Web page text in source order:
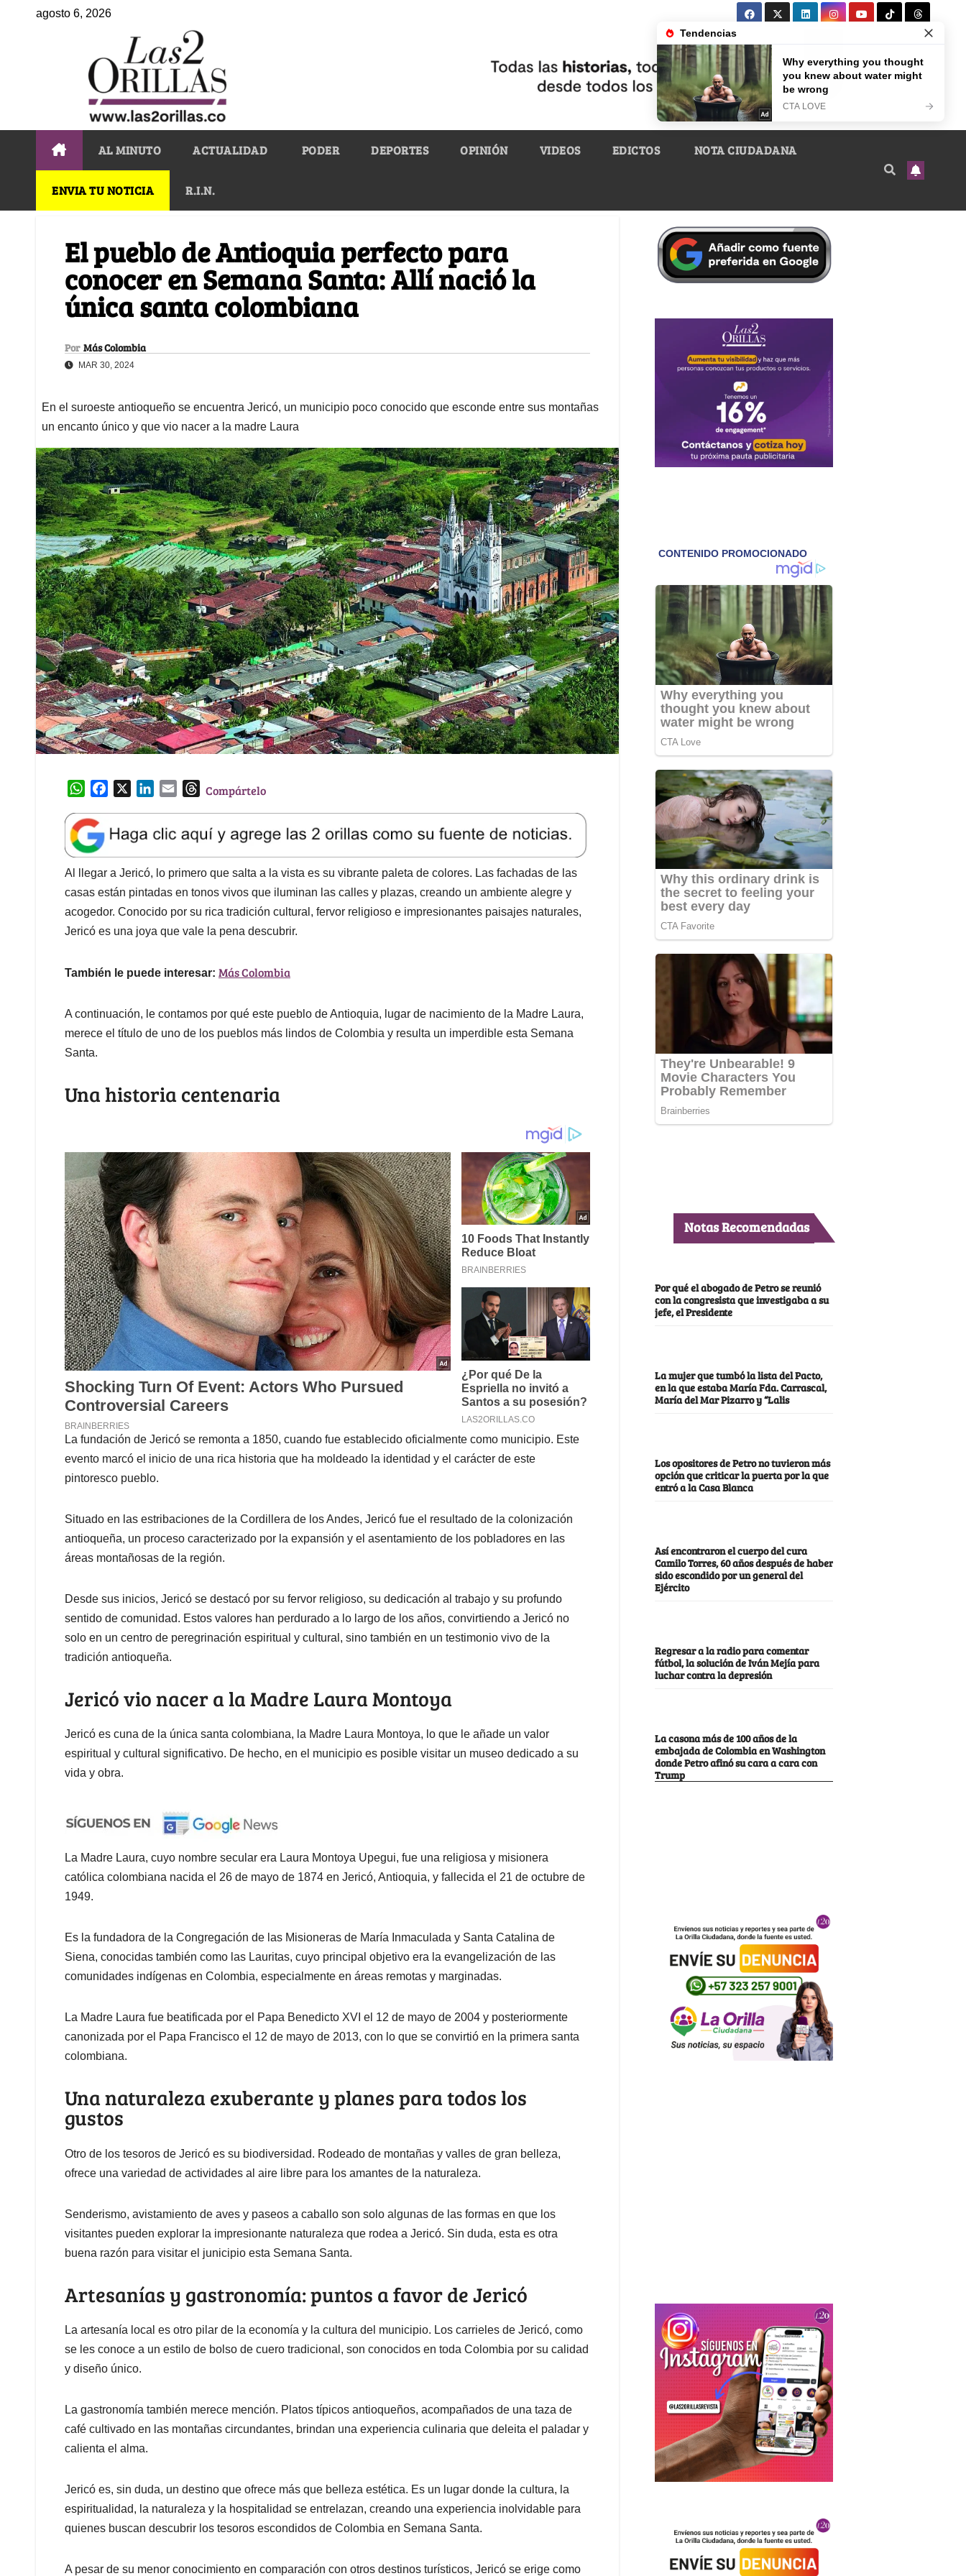
agosto 6, 2026
AL MINUTO ACTUALIDAD PODER DEPORTES OPINIÓN VIDEOS EDICTOS NOTA CIUDADANA
ENVIA TU NOTICIA R.I.N.
El pueblo de Antioquia perfecto para
conocer en Semana Santa: Allí nació la
única santa colombiana
Por Más Colombia
MAR 30, 2024
En el suroeste antioqueño se encuentra Jericó, un municipio poco conocido que esconde entre sus montañas
un encanto único y que vio nacer a la madre Laura
W
a
t
s
A
p
p
e
b
o
o
k
k
e
d
I
n
l
T
e
a
d
s
Compártelo
Al llegar a Jericó, lo primero que salta a la vista es su vibrante paleta de colores. Las fachadas de las
casas están pintadas en tonos vivos que iluminan las calles y plazas, creando un ambiente alegre y
acogedor. Conocido por su rica tradición cultural, fervor religioso e impresionantes paisajes naturales,
Jericó es una joya que vale la pena descubrir.
También le puede interesar: Más Colombia
A continuación, le contamos por qué este pueblo de Antioquia, lugar de nacimiento de la Madre Laura,
merece el título de uno de los pueblos más lindos de Colombia y resulta un imperdible esta Semana
Santa.
Una historia centenaria
La fundación de Jericó se remonta a 1850, cuando fue establecido oficialmente como municipio. Este
evento marcó el inicio de una rica historia que ha moldeado la identidad y el carácter de este
pintoresco pueblo.
Situado en las estribaciones de la Cordillera de los Andes, Jericó fue el resultado de la colonización
antioqueña, un proceso caracterizado por la expansión y el asentamiento de los pobladores en las
áreas montañosas de la región.
Desde sus inicios, Jericó se destacó por su fervor religioso, su dedicación al trabajo y su profundo
sentido de comunidad. Estos valores han perdurado a lo largo de los años, convirtiendo a Jericó no
solo en un centro de peregrinación espiritual y cultural, sino también en un testimonio vivo de la
tradición antioqueña.
Jericó vio nacer a la Madre Laura Montoya
Jericó es cuna de la única santa colombiana, la Madre Laura Montoya, lo que le añade un valor
espiritual y cultural significativo. De hecho, en el municipio es posible visitar un museo dedicado a su
vida y obra.
La Madre Laura, cuyo nombre secular era Laura Montoya Upegui, fue una religiosa y misionera
católica colombiana nacida el 26 de mayo de 1874 en Jericó, Antioquia, y fallecida el 21 de octubre de
1949.
Es la fundadora de la Congregación de las Misioneras de María Inmaculada y Santa Catalina de
Siena, conocidas también como las Lauritas, cuyo principal objetivo era la evangelización de las
comunidades indígenas en Colombia, especialmente en áreas remotas y marginadas.
La Madre Laura fue beatificada por el Papa Benedicto XVI el 12 de mayo de 2004 y posteriormente
canonizada por el Papa Francisco el 12 de mayo de 2013, con lo que se convirtió en la primera santa
colombiana.
Una naturaleza exuberante y planes para todos los
gustos
Otro de los tesoros de Jericó es su biodiversidad. Rodeado de montañas y valles de gran belleza,
ofrece una variedad de actividades al aire libre para los amantes de la naturaleza.
Senderismo, avistamiento de aves y paseos a caballo son solo algunas de las formas en que los
visitantes pueden explorar la impresionante naturaleza que rodea a Jericó. Sin duda, esta es otra
buena razón para visitar el junicipio esta Semana Santa.
Artesanías y gastronomía: puntos a favor de Jericó
La artesanía local es otro pilar de la economía y la cultura del municipio. Los carrieles de Jericó, como
se les conoce a un estilo de bolso de cuero tradicional, son conocidos en toda Colombia por su calidad
y diseño único.
La gastronomía también merece mención. Platos típicos antioqueños, acompañados de una taza de
café cultivado en las montañas circundantes, brindan una experiencia culinaria que deleita el paladar y
calienta el alma.
Jericó es, sin duda, un destino que ofrece más que belleza estética. Es un lugar donde la cultura, la
espiritualidad, la naturaleza y la hospitalidad se entrelazan, creando una experiencia inolvidable para
quienes buscan descubrir los tesoros escondidos de Colombia en Semana Santa.
A pesar de su menor conocimiento en comparación con otros destinos turísticos, Jericó se erige como
Notas Recomendadas
Por qué el abogado de Petro se reunió
con la congresista que investigaba a su
jefe, el Presidente
La mujer que tumbó la lista del Pacto,
en la que estaba María Fda. Carrascal,
María del Mar Pizarro y “Lalis
Los opositores de Petro no tuvieron más
opción que criticar la puerta por la que
entró a la Casa Blanca
Así encontraron el cuerpo del cura
Camilo Torres, 60 años después de haber
sido escondido por un general del
Ejército
Regresar a la radio para comentar
fútbol, la solución de Iván Mejía para
luchar contra la depresión
La casona más de 100 años de la
embajada de Colombia en Washington
donde Petro afinó su cara a cara con
Trump